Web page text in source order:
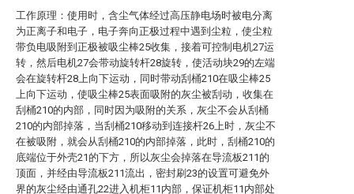
工作原理：使用时，含尘气体经过高压静电场时被电分离
为正离子和电子，电子奔向正极过程中遇到尘粒，使尘粒
带负电吸附到正极被吸尘棒25收集，接着可控制电机27运
转，然后电机27会带动旋转杆28旋转，使活动块29的左端
会在旋转杆28上向下运动，同时带动刮桶210在吸尘棒25
上向下运动，使吸尘棒25表面吸附的灰尘被刮动，收集在
刮桶210的内部，同时因为吸附的关系，灰尘不会从刮桶
210的内部掉落，当刮桶210移动到连接杆26上时，灰尘不
在被吸附，就会从刮桶210的内部掉落，此时，刮桶210的
底端位于外壳21的下方，所以灰尘会掉落在导流板211的
顶面，并经由导流板211流出，密封刷23的设置可避免外
界的灰尘经由通孔22进入机柜11内部，保证机柜11内部处